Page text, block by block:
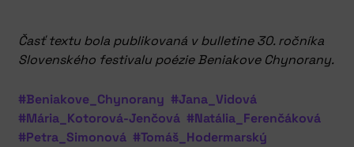
Časť textu bola publikovaná v bulletine 30. ročníka
Slovenského festivalu poézie Beniakove Chynorany.
#Beniakove_Chynorany #Jana_Vidová
#Mária_Kotorová-Jenčová #Natália_Ferenčáková
#Petra_Simonová #Tomáš_Hodermarský